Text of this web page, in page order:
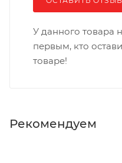
У данного товара
первым, кто
товаре!
Рекомендуем